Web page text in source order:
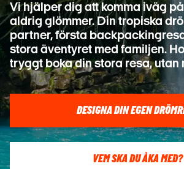
Vi hjälper dig att komma iväg
aldrig glömmer. Din tropiska
partner, första
stora äventyret med familjen.
tryggt boka din stora resa, utan
DESIGNA DIN EGEN
VEM SKA DU ÅKA MED?